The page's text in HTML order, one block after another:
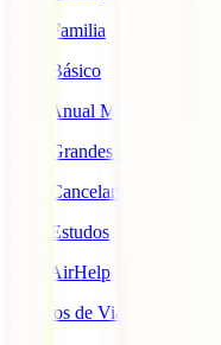
IATI Familia
IATI Básico
IATI Anual Multiviagem
IATI Grandes Viajantes
IATI Cancelamento Premium
IATI Estudos
IATI AirHelp
Seguros de Viagem